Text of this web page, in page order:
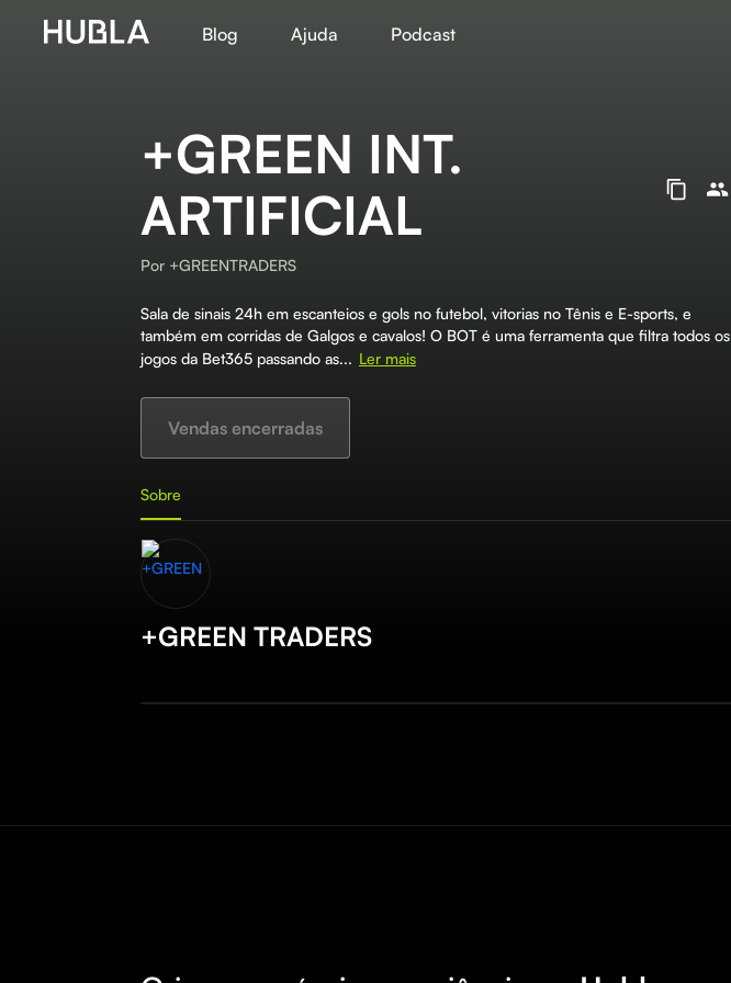
Blog Ajuda Podcast
+GREEN INT.
ARTIFICIAL
Por +GREENTRADERS
Sala de sinais 24h em escanteios e gols no futebol, vitorias no Tênis e E-sports, e
também em corridas de Galgos e cavalos! O BOT é uma ferramenta que filtra todos os
jogos da Bet365 passando as... Ler mais
Vendas encerradas
Sobre
+GREEN TRADERS